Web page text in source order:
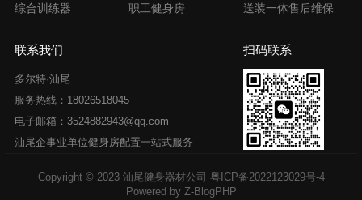
综合训练器
职工健身房
送装一体售后维保
联系我们
多尔特·汕尾
服务热线：18026518045
电子邮箱：3524882943@qq.com
汕尾企事业单位健身房配置一站式服务
扫码联系
Copyright © 2023 汕尾健身器材公司 粤ICP备2022123029号-4
Powered by Z-BlogPHP